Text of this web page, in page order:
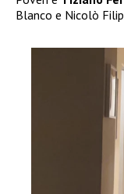
Blanco e Nicolò